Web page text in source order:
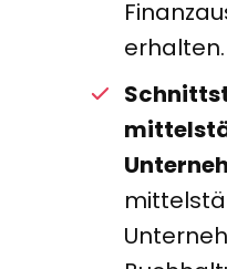
erhalten.